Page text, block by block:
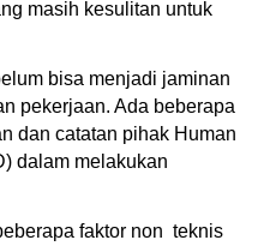
masih kesulitan untuk
bisa menjadi jaminan
pekerjaan. Ada beberapa
dan catatan pihak Human
dalam melakukan
faktor non teknis